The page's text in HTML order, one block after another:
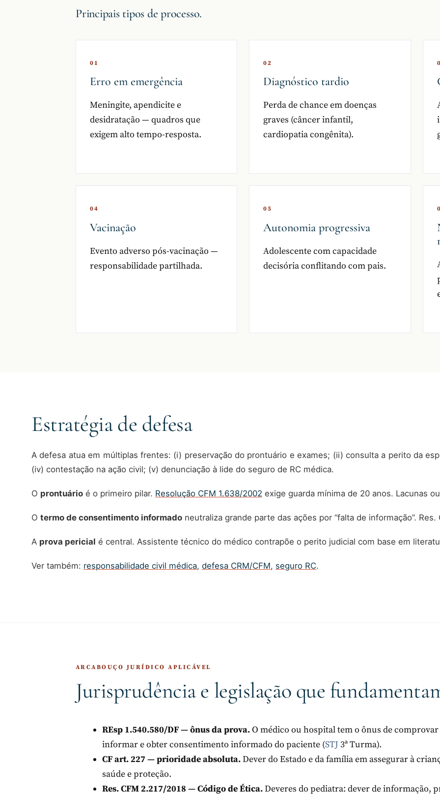
Principais tipos de processo.
01
Erro em emergência
Meningite, apendicite e
desidratação — quadros que
exigem alto tempo-resposta.
02
Diagnóstico tardio
Perda de chance em doenças
graves (câncer infantil,
cardiopatia congênita).
04
Vacinação
Evento adverso pós-vacinação —
responsabilidade partilhada.
05
Autonomia progressiva
Adolescente com capacidade
decisória conflitando com pais.
Estratégia de defesa
A defesa atua em múltiplas frentes: (i) preservação do prontuário e exames; (ii) consulta a perito da
(iv) contestação na ação civil; (v) denunciação à lide do seguro de RC médica.
O prontuário é o primeiro pilar. Resolução CFM 1.638/2002 exige guarda mínima de 20 anos. Lacunas
O termo de consentimento informado neutraliza grande parte das ações por “falta de informação”.
A prova pericial é central. Assistente técnico do médico contrapõe o perito judicial com base em
Ver também: responsabilidade civil médica, defesa CRM/CFM, seguro RC.
ARCABOUÇO JURÍDICO APLICÁVEL
Jurisprudência e legislação que
REsp 1.540.580/DF — ônus da prova.O médico ou hospital tem o ônus de
informar e obter consentimento informado do paciente (STJ 3ª Turma).
CF art. 227 — prioridade absoluta.Dever do Estado e da família em assegurar à
saúde e proteção.
Res. CFM 2.217/2018 — Código de Ética.Deveres do pediatra: dever de informação,